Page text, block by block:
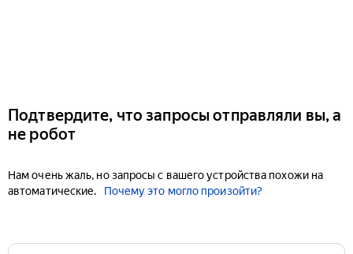
Подтвердите, что запросы отправляли вы, а
не робот
Нам очень жаль, но запросы с вашего устройства похожи на
автоматические.
Почему это могло произойти?